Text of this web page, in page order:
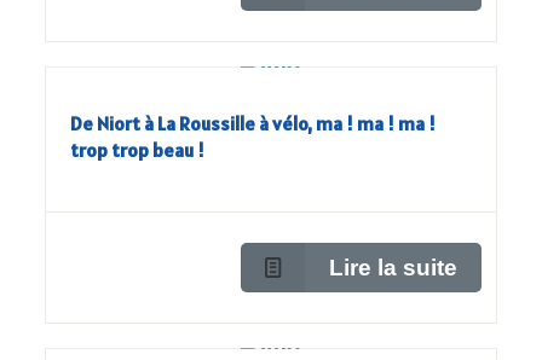
De Niort à La Roussille à vélo, ma ! ma ! ma !
trop trop beau !
Lire la suite